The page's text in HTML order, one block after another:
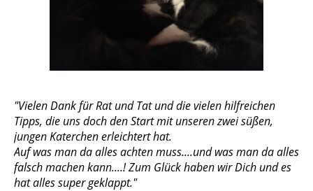
"Vielen Dank für Rat und Tat und die vielen hilfreichen
Tipps, die uns doch den Start mit unseren zwei süßen,
jungen Katerchen erleichtert hat.
Auf was man da alles achten muss....und was man da alles
falsch machen kann....! Zum Glück haben wir Dich und es
hat alles super geklappt."